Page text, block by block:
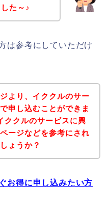
た～♪
は参考にしていただけ
より、イククルのサー
申し込むことができま
ククルのサービスに興
ージなどを参考にされ
ょうか？
お得に申し込みたい方